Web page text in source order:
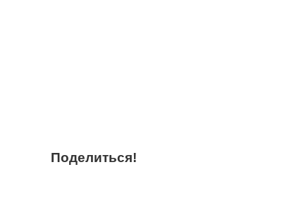
Поделиться!